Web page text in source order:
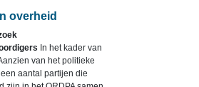
overheid
In het kader van
van het politieke
aantal partijen die